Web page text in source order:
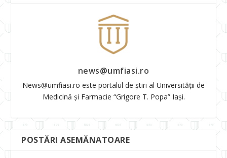
news@umfiasi.ro
News@umfiasi.ro este portalul de știri al Universității de
Medicină și Farmacie “Grigore T. Popa” Iași.
POSTĂRI ASEMĂNATOARE